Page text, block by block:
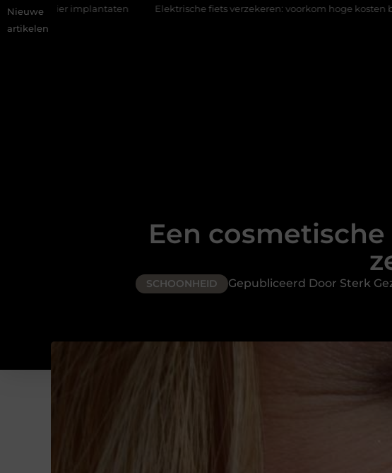
Nieuwe
artikelen
Elektrische fiets verzekeren: voorkom hoge kosten bij diefstal en schade
Een
SCHOONHEID Gepubliceerd Door Sterk